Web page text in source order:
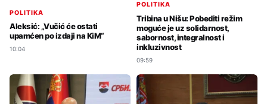
POLITIKA
Aleksić: „Vučić će ostati
upamćen po izdaji na KiM“
10:04
POLITIKA
Tribina u Nišu: Pobediti režim
moguće je uz solidarnost,
sabornost, integralnost i
inkluzivnost
09:59